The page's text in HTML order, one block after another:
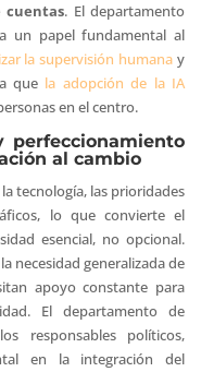
cuentas. El departamento
un papel fundamental al
la supervisión humana y
que la adopción de la IA
en el centro.
perfeccionamiento
al cambio
tecnología, las prioridades
lo que convierte el
esencial, no opcional.
necesidad generalizada de
apoyo constante para
El departamento de
responsables políticos,
en la integración del